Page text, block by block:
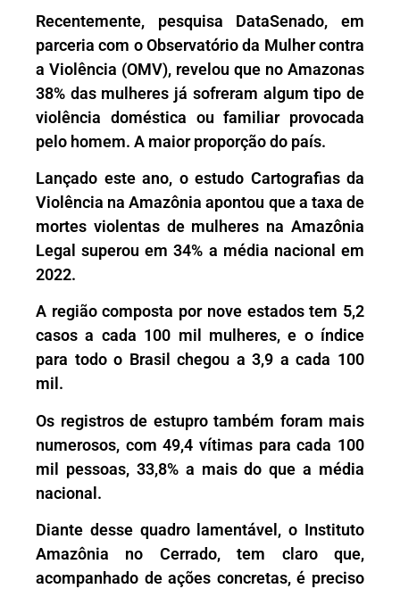
Recentemente, pesquisa DataSenado, em
parceria com o Observatório da Mulher contra
a Violência (OMV), revelou que no Amazonas
38% das mulheres já sofreram algum tipo de
violência doméstica ou familiar provocada
pelo homem. A maior proporção do país.
Lançado este ano, o estudo Cartografias da
Violência na Amazônia apontou que a taxa de
mortes violentas de mulheres na Amazônia
Legal superou em 34% a média nacional em
2022.
A região composta por nove estados tem 5,2
casos a cada 100 mil mulheres, e o índice
para todo o Brasil chegou a 3,9 a cada 100
mil.
Os registros de estupro também foram mais
numerosos, com 49,4 vítimas para cada 100
mil pessoas, 33,8% a mais do que a média
nacional.
Diante desse quadro lamentável, o Instituto
Amazônia no Cerrado, tem claro que,
acompanhado de ações concretas, é preciso